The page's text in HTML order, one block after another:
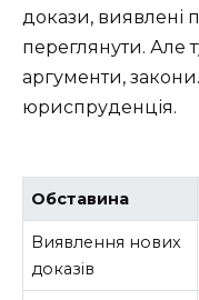
докази, виявлені
переглянути. Але
аргументи,
юриспруденція.
Обставина
Виявлення нових
доказів